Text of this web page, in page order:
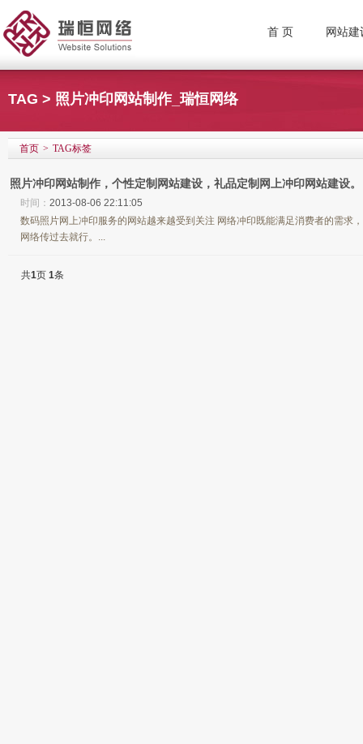
首 页 网站建
TAG > 照片冲印网站制作_瑞恒网络
首页 > TAG标签
照片冲印网站制作，个性定制网站建设，礼品定制网上冲印网站建设。
时间： 2013-08-06 22:11:05
数码照片网上冲印服务的网站越来越受到关注 网络冲印既能满足消费者的需求
网络传过去就行。...
共1页 1条